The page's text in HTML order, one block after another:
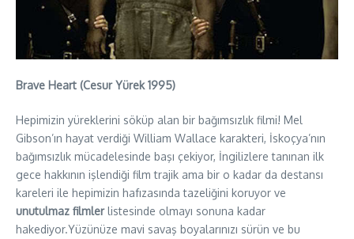
Brave Heart (Cesur Yürek 1995)
Hepimizin yüreklerini söküp alan bir bağımsızlık filmi! Mel
Gibson’ın hayat verdiği William Wallace karakteri, İskoçya’nın
bağımsızlık mücadelesinde başı çekiyor, İngilizlere tanınan ilk
gece hakkının işlendiği film trajik ama bir o kadar da destansı
kareleri ile hepimizin hafızasında tazeliğini koruyor ve
unutulmaz filmlerlistesinde olmayı sonuna kadar
hakediyor.Yüzünüze mavi savaş boyalarınızı sürün ve bu